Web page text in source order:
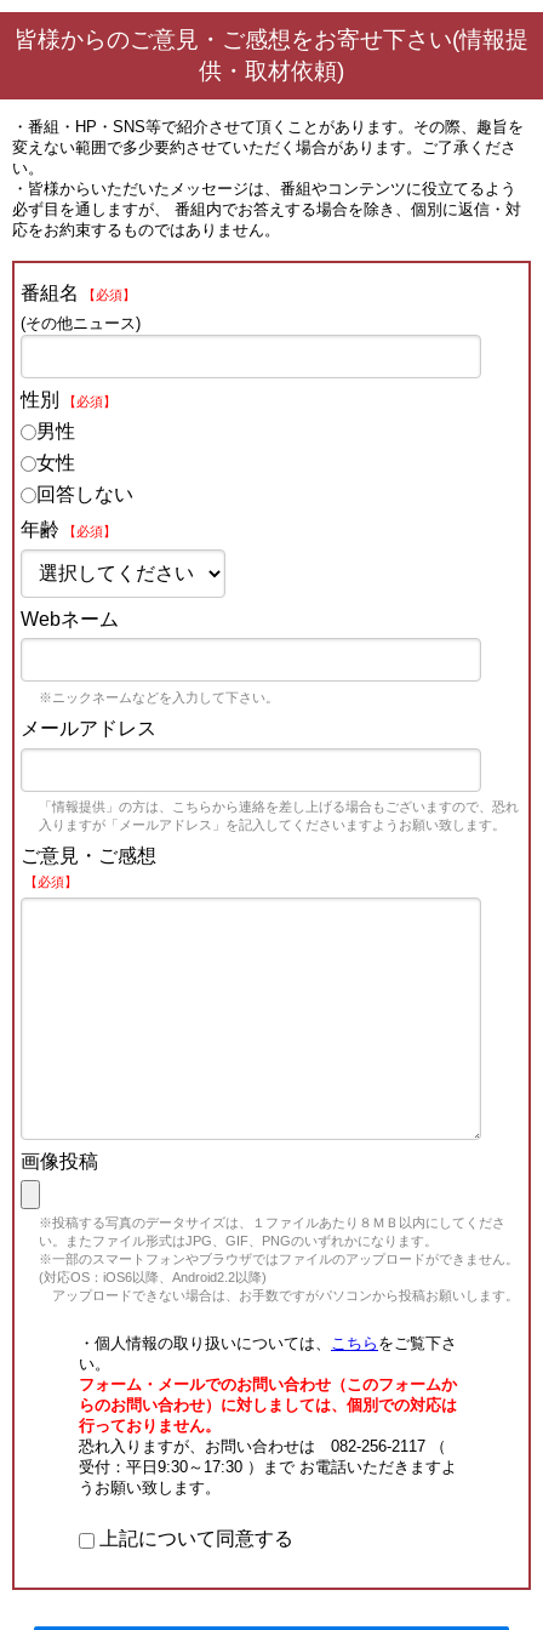
皆様からのご意見・ご感想をお寄せ下さい(情報提
供・取材依頼)
・番組・HP・SNS等で紹介させて頂くことがあります。その際、趣旨を
変えない範囲で多少要約させていただく場合があります。ご了承くださ
い。
・皆様からいただいたメッセージは、番組やコンテンツに役立てるよう
必ず目を通しますが、 番組内でお答えする場合を除き、個別に返信・対
応をお約束するものではありません。
番組名 【必須】
(その他ニュース)
性別 【必須】
男性
女性
回答しない
年齢
【必須】
Webネーム
※ニックネームなどを入力して下さい。
メールアドレス
「情報提供」の方は、こちらから連絡を差し上げる場合もございますので、恐れ
入りますが「メールアドレス」を記入してくださいますようお願い致します。
ご意見・ご感想
【必須】
画像投稿
※投稿する写真のデータサイズは、１ファイルあたり８ＭＢ以内にしてくださ
い。またファイル形式はJPG、GIF、PNGのいずれかになります。
※一部のスマートフォンやブラウザではファイルのアップロードができません。
(対応OS：iOS6以降、Android2.2以降)
アップロードできない場合は、お手数ですがパソコンから投稿お願いします。
・個人情報の取り扱いについては、 こちら をご覧下さ
い。
フォーム・メールでのお問い合わせ（このフォームか
らのお問い合わせ）に対しましては、個別での対応は
行っておりません。
恐れ入りますが、お問い合わせは 082-256-2117 （
受付：平日9:30～17:30 ）まで お電話いただきますよ
うお願い致します。
上記について同意する